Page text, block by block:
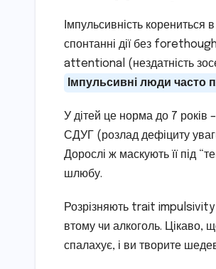
Імпульсивність
спонтанні дії без
attentional (нездатність
Імпульсивні люди часто
У дітей це норма до 7 років
СДУГ (розлад дефіциту
Дорослі ж маскують її під
шлюбу.
Розрізняють trait impulsivity
втому чи алкоголь. Цікаво,
спалахує, і ви творите